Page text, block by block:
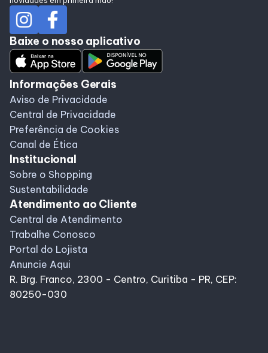
Baixe o nosso aplicativo
Informações Gerais
Aviso de Privacidade
Central de Privacidade
Preferência de Cookies
Canal de Ética
Institucional
Sobre o Shopping
Sustentabilidade
Atendimento ao Cliente
Central de Atendimento
Trabalhe Conosco
Portal do Lojista
Anuncie Aqui
R. Brg. Franco, 2300 - Centro, Curitiba - PR, CEP:
80250-030